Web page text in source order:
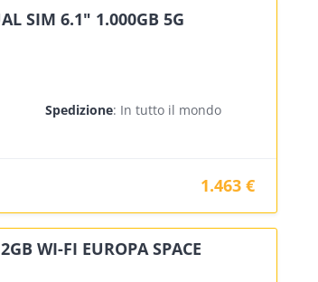
SIM 6.1" 1.000GB 5G
Spedizione: In tutto il mondo
1.463 €
WI-FI EUROPA SPACE